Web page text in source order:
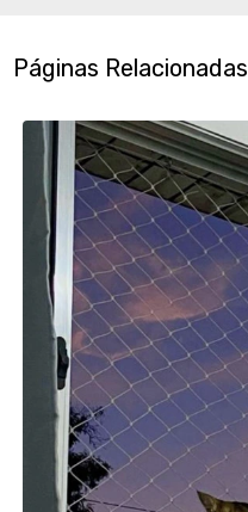
Páginas Relacionadas